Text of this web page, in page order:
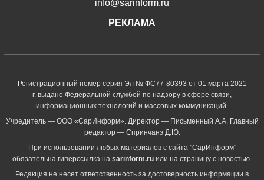
info@sarinform.ru
РЕКЛАМА
Регистрационный номер серия Эл № ФС77-80393 от 01 марта 2021
г. выдано Федеральной службой по надзору в сфере связи,
информационных технологий и массовых коммуникаций.
Учредитель — ООО «СарИнформ». Директор — Письменный А.А. Главный
редактор — Спринчанэ Д.Ю.
При использовании любых материалов с сайта "СарИнформ"
обязательна гиперссылка на sarinform.ru или на страницу с новостью.
Редакция не несет ответственность за достоверность информации в